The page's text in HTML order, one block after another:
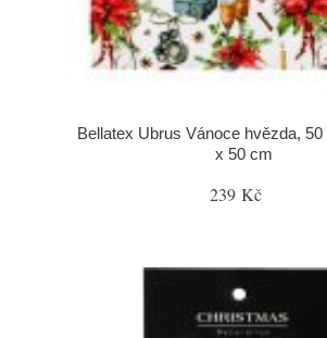
Bellatex Ubrus Vánoce hvězda,
x 50 cm
239 Kč